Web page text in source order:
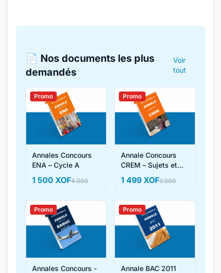
📄 Nos documents les plus
demandés
Voir
tout
Promo
Annales Concours
ENA – Cycle A
1 500 XOF4 000
Promo
Annale Concours
CREM – Sujets et
1 499 XOF3 000
Promo
Annales Concours -
Promo
Annale BAC 2011